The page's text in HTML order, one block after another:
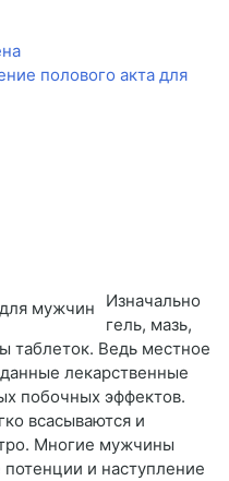
полового акта для
Изначально
гель, мазь,
таблеток. Ведь местное
лекарственные
побочных эффектов.
всасываются и
Многие мужчины
и наступление